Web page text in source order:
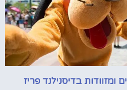
בדיסנילנד פריז